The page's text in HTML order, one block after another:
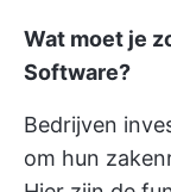
Wat moet je
Software?
Bedrijven
om hun